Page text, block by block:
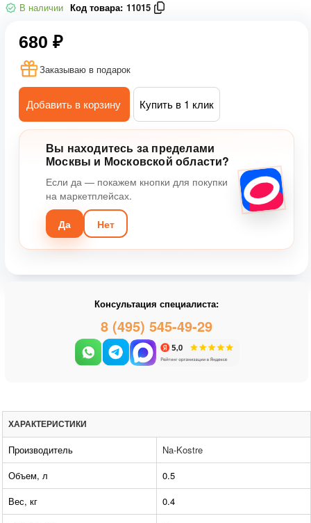
В наличии Код товара: 11015
680 ₽
Заказываю в подарок
Добавить в корзину Купить в 1 клик
Вы находитесь за пределами
Москвы и Московской области?
Если да — покажем кнопки для покупки
на маркетплейсах.
Да Нет
Консультация специалиста:
8 (495) 545-49-29
ХАРАКТЕРИСТИКИ
Производитель
Na-Kostre
Объем, л
0.5
Вес, кг
0.4